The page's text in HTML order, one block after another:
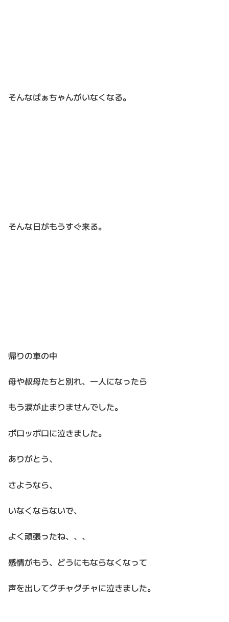
そんなばぁちゃんがいなくなる。
そんな日がもうすぐ来る。
帰りの車の中
母や叔母たちと別れ、一人になったら
もう涙が止まりませんでした。
ボロッボロに泣きました。
ありがとう、
さようなら、
いなくならないで、
よく頑張ったね、、、
感情がもう、どうにもならなくなって
声を出してグチャグチャに泣きました。